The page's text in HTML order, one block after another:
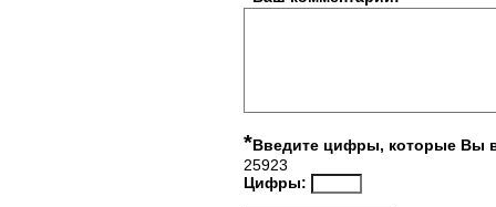
*Введите цифры, которые Вы
25923
Цифры: